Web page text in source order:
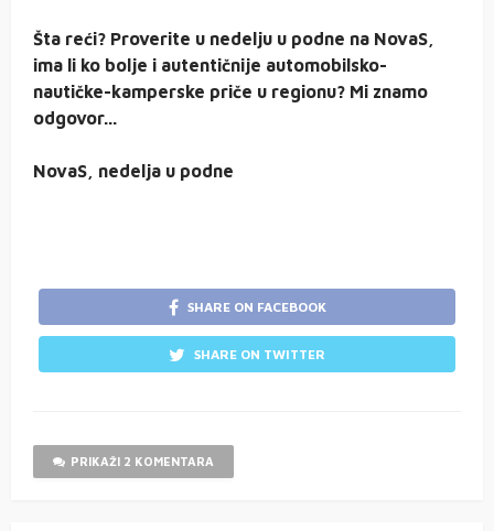
Šta reći? Proverite u nedelju u podne na NovaS,
ima li ko bolje i autentičnije automobilsko-
nautičke-kamperske priče u regionu? Mi znamo
odgovor…
NovaS, nedelja u podne
SHARE ON FACEBOOK
SHARE ON TWITTER
PRIKAŽI 2 KOMENTARA